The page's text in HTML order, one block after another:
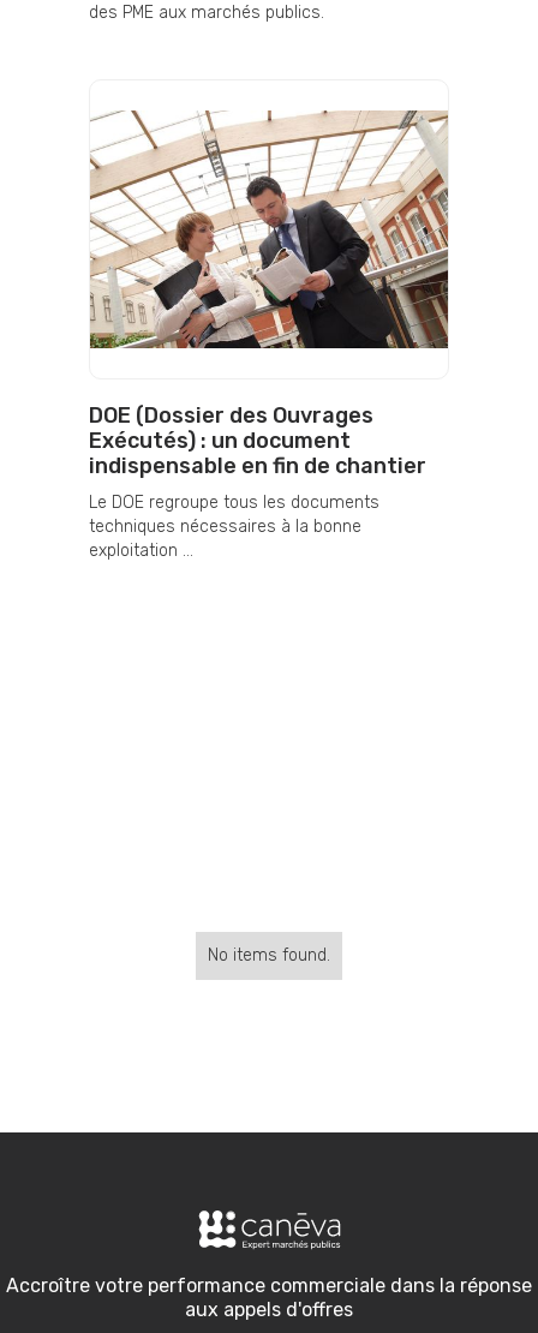
des PME aux marchés publics.
DOE (Dossier des Ouvrages
Exécutés) : un document
indispensable en fin de chantier
Le DOE regroupe tous les documents
techniques nécessaires à la bonne
exploitation ...
No items found.
Accroître votre performance commerciale dans la réponse
aux appels d'offres